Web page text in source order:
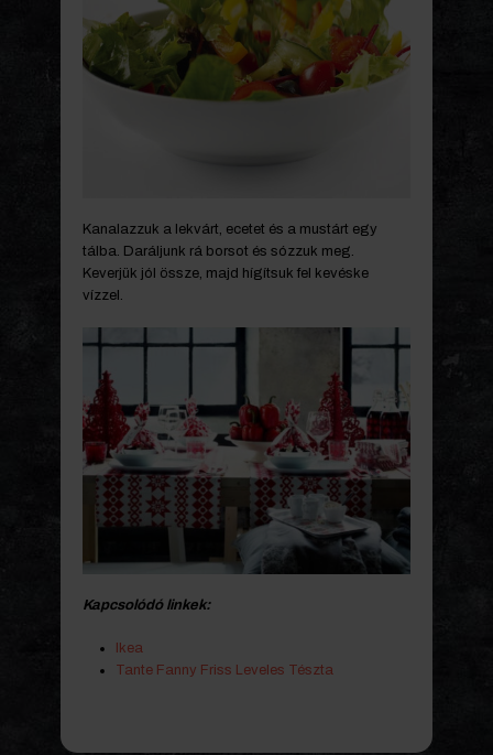
Kanalazzuk a lekvárt, ecetet és a mustárt egy
tálba. Daráljunk rá borsot és sózzuk meg.
Keverjük jól össze, majd hígítsuk fel kevéske
vízzel.
Kapcsolódó linkek:
Ikea
Tante Fanny Friss Leveles Tészta